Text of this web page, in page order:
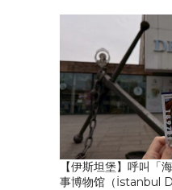
【伊斯坦堡】呼叫「
事博物馆（İstanbul